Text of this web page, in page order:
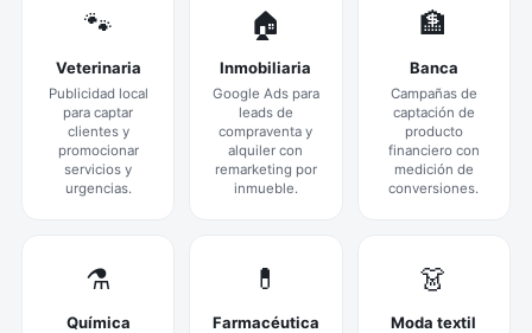
🐾
Veterinaria
Publicidad local
para captar
clientes y
promocionar
servicios y
urgencias.
🏠
Inmobiliaria
Google Ads para
leads de
compraventa y
alquiler con
remarketing por
inmueble.
🏦
Banca
Campañas de
captación de
producto
financiero con
medición de
conversiones.
⚗️
Química
💊
Farmacéutica
👗
Moda textil